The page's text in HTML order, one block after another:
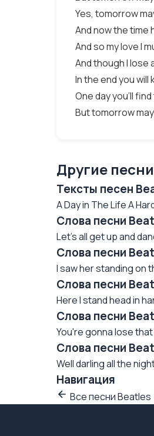
Yes, tomorrow
And now the time
And so my love I
And though I lose
In the end you will
One day you'll
But tomorrow
Другие
Тексты песен
A Day in The Life A
Слова песни
Let's all get up and
Слова песни
I saw her standing on
Слова песни
Here I stand head in
Слова песни
You're gonna lose that
Слова песни
Well darling all the
Навигация
Все песни Beatles